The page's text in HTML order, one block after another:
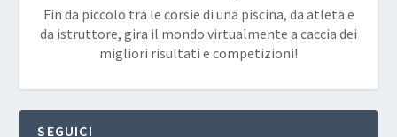
Fin da piccolo tra le corsie di una piscina, da atleta e
da istruttore, gira il mondo virtualmente a caccia dei
migliori risultati e competizioni!
SEGUICI